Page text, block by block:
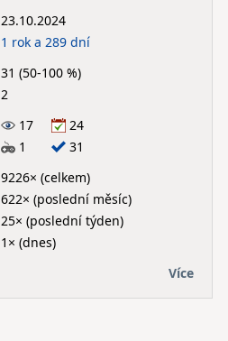
23.10.2024
1 rok a 289 dní
31 (50-100 %)
2
17
24
1
31
9226× (celkem)
622× (poslední měsíc)
25× (poslední týden)
1× (dnes)
Více